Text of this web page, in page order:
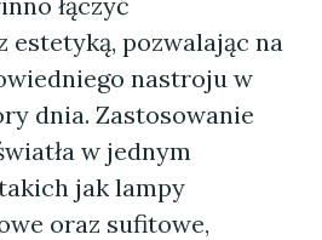
estetyką, pozwalając na
nastroju w
dnia. Zastosowanie
w jednym
jak lampy
oraz sufitowe,